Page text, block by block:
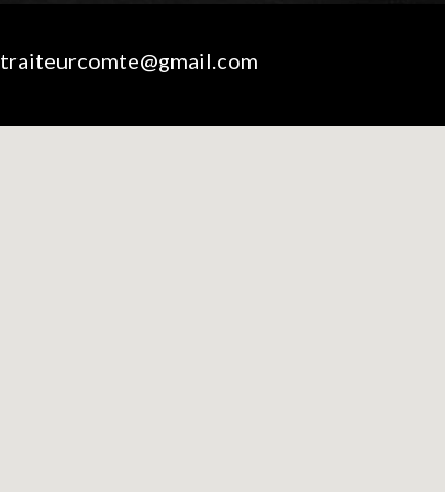
traiteurcomte@gmail.com